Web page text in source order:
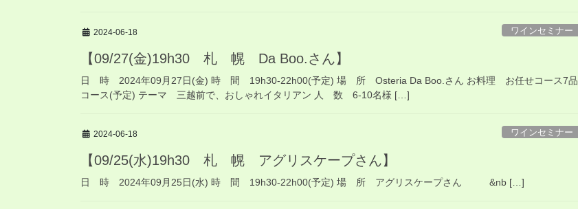
2024-06-18 ワインセミナー
【09/27(金)19h30 札 幌 Da Boo.さん】
日 時 2024年09月27日(金) 時 間 19h30-22h00(予定) 場 所 Osteria Da Boo.さん お料理 お任せコース7品
コース(予定) テーマ 三越前で、おしゃれイタリアン 人 数 6-10名様 […]
2024-06-18 ワインセミナー
【09/25(水)19h30 札 幌 アグリスケープさん】
日 時 2024年09月25日(水) 時 間 19h30-22h00(予定) 場 所 アグリスケープさん &nb […]